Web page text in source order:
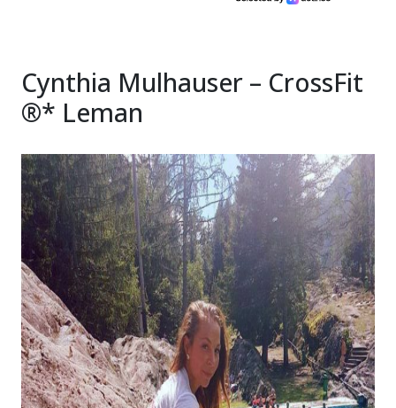
Cynthia Mulhauser – CrossFit
®* Leman